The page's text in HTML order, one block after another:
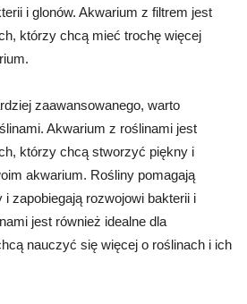
i glonów. Akwarium z filtrem jest
którzy chcą mieć trochę więcej
zaawansowanego, warto
Akwarium z roślinami jest
którzy chcą stworzyć piękny i
akwarium. Rośliny pomagają
zapobiegają rozwojowi bakterii i
jest również idealne dla
nauczyć się więcej o roślinach i ich